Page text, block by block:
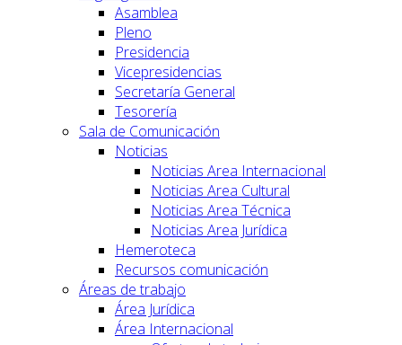
Asamblea
Pleno
Presidencia
Vicepresidencias
Secretaría General
Tesorería
Sala de Comunicación
Noticias
Noticias Area Internacional
Noticias Area Cultural
Noticias Area Técnica
Noticias Area Jurídica
Hemeroteca
Recursos comunicación
Áreas de trabajo
Área Jurídica
Área Internacional